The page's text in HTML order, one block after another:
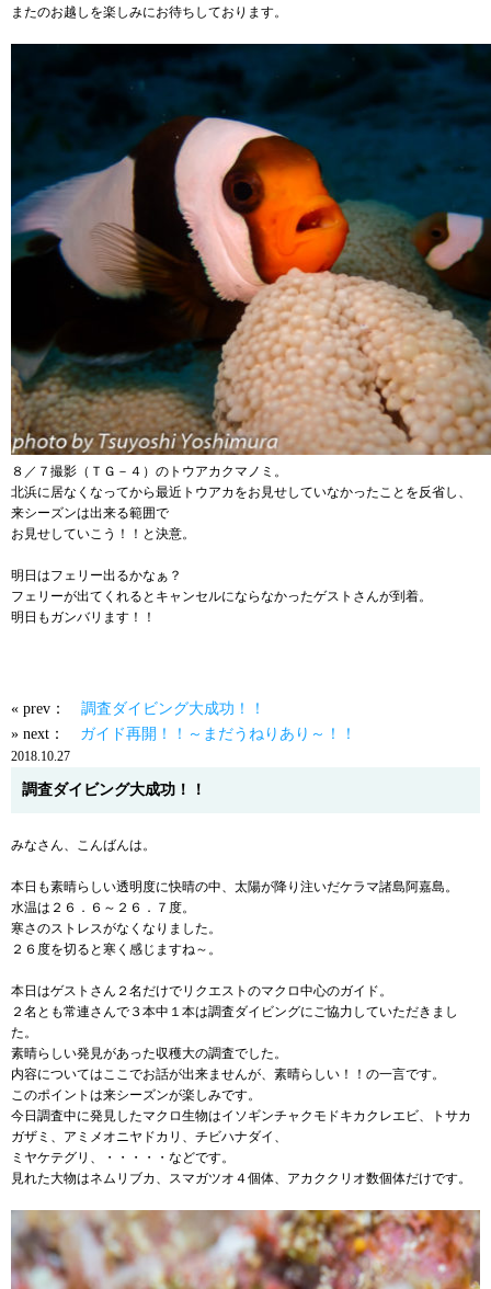
またのお越しを楽しみにお待ちしております。
８／７撮影（ＴＧ－４）のトウアカクマノミ。
北浜に居なくなってから最近トウアカをお見せしていなかったことを反省し、
来シーズンは出来る範囲で
お見せしていこう！！と決意。
明日はフェリー出るかなぁ？
フェリーが出てくれるとキャンセルにならなかったゲストさんが到着。
明日もガンバリます！！
« prev： 調査ダイビング大成功！！
» next： ガイド再開！！～まだうねりあり～！！
2018.10.27
調査ダイビング大成功！！
みなさん、こんばんは。
本日も素晴らしい透明度に快晴の中、太陽が降り注いだケラマ諸島阿嘉島。
水温は２６．６～２６．７度。
寒さのストレスがなくなりました。
２６度を切ると寒く感じますね～。
本日はゲストさん２名だけでリクエストのマクロ中心のガイド。
２名とも常連さんで３本中１本は調査ダイビングにご協力していただきまし
た。
素晴らしい発見があった収穫大の調査でした。
内容についてはここでお話が出来ませんが、素晴らしい！！の一言です。
このポイントは来シーズンが楽しみです。
今日調査中に発見したマクロ生物はイソギンチャクモドキカクレエビ、トサカ
ガザミ、アミメオニヤドカリ、チビハナダイ、
ミヤケテグリ、・・・・・などです。
見れた大物はネムリブカ、スマガツオ４個体、アカククリオ数個体だけです。